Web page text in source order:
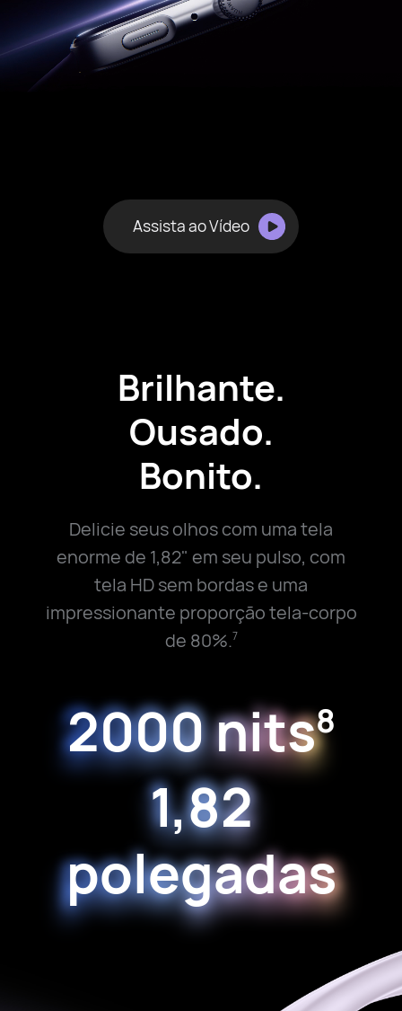
Assista ao Vídeo
Brilhante.
Ousado.
Bonito.
Delicie seus olhos com uma tela
enorme de 1,82" em seu pulso, com
tela HD sem bordas e uma
impressionante proporção tela-corpo
de 80%.7
2000 nits8
1,82
polegadas